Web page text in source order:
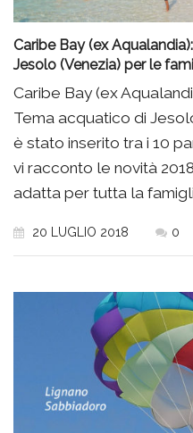
Caribe Bay (ex
Jesolo (Venezia) per le
Caribe Bay (ex
Tema acquatico di
è stato inserito tra i 10
vi racconto le novità
adatta per tutta la
20 LUGLIO 2018 0